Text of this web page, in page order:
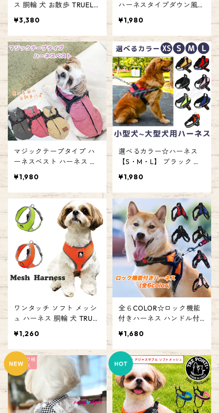
ス 胴輪 犬 お散歩 TRUELO
素材 ナイロン製 小型犬 中
型犬 大型犬 ベストハーネ
ス 送料無料 エミリースタ
イル emilystyle
¥3,380
ハーネスタイプダウン風ベ
ト アウター ドッグウェア
ペット ドッグ 犬 服 お散歩
お出かけ 防寒 あたたかい
小型犬 中型犬 エミリース
タイル emilystyle
¥1,980
マジックテープタイプ ハ
ーネスベスト ハーネス ダ
グウェア ペット ドッグ 犬
服 お散歩 お出かけ 防寒 あ
たたかい 小型犬 中型犬 エ
ミリースタイル emilystyle
¥1,980
選べるカラー☆ハーネス
【S・M・L】 ブラック レ
ングリーン ピンク 胴輪 小
型 中型 大型 お散歩 かっこ
いい 安全 ハーネス emilys
tyle エミリースタイル
¥1,980
ワンタッチ ソフト メッシ
ュ ハーネス 胴輪 犬 TRUEL
トパッド 快適 ペット 愛犬
ドッグ エミリースタイル
emilystyle
¥1,260
全６COLOR☆ロック機能
付きハーネス ハンドル付
散歩 胴輪 リーダーウォー
ク 犬 ペット 装着簡単 女の
子 男の子 エミリースタイ
ル emilystyle
¥1,680